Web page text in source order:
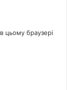
цьому браузері